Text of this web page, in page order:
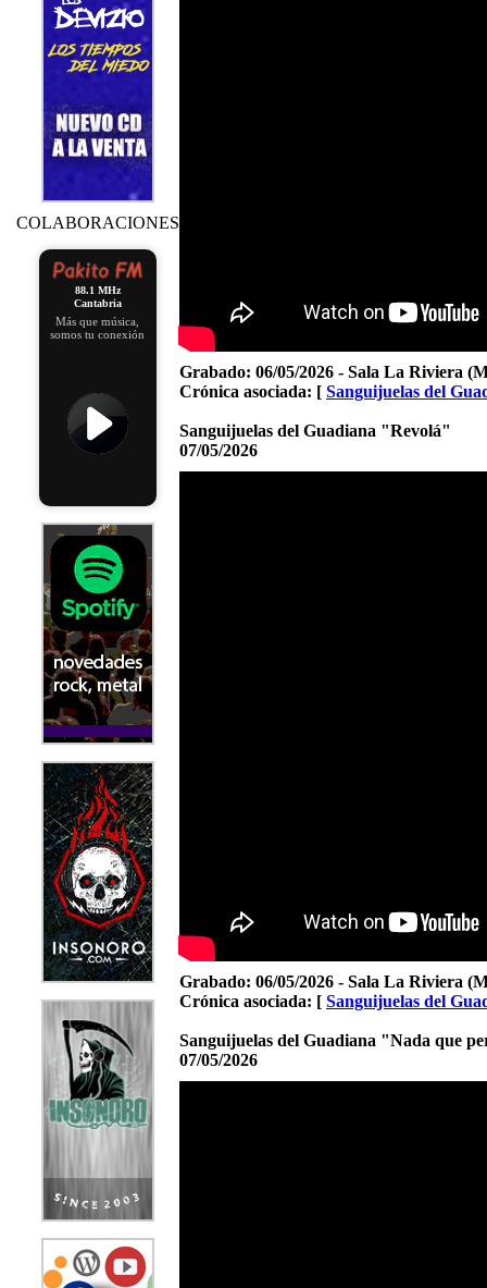
COLABORACIONES
88.1 MHz
Cantabria
Más que música,
somos tu conexión
Grabado: 06/05/2026 - Sala La Riviera
Crónica asociada: [ Sanguijuelas del
Sanguijuelas del Guadiana "Revolá"
07/05/2026
Grabado: 06/05/2026 - Sala La Riviera
Crónica asociada: [ Sanguijuelas del
Sanguijuelas del Guadiana "Nada que
07/05/2026